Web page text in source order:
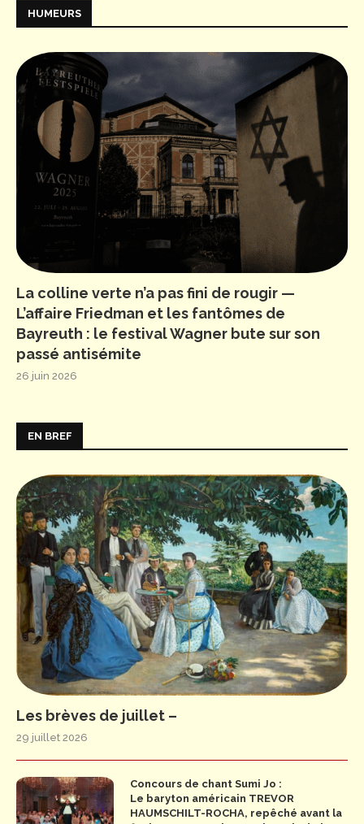
HUMEURS
La colline verte n’a pas fini de rougir —
L’affaire Friedman et les fantômes de
Bayreuth : le festival Wagner bute sur son
passé antisémite
26 juin 2026
EN BREF
Les brèves de juillet –
29 juillet 2026
Concours de chant Sumi Jo :
Le baryton américain TREVOR
HAUMSCHILT-ROCHA, repêché avant la